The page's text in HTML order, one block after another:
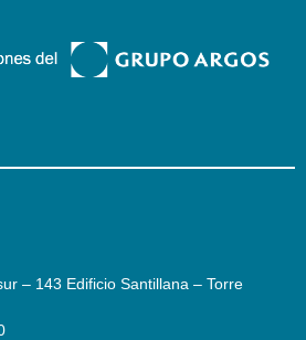
– 143 Edificio Santillana – Torre